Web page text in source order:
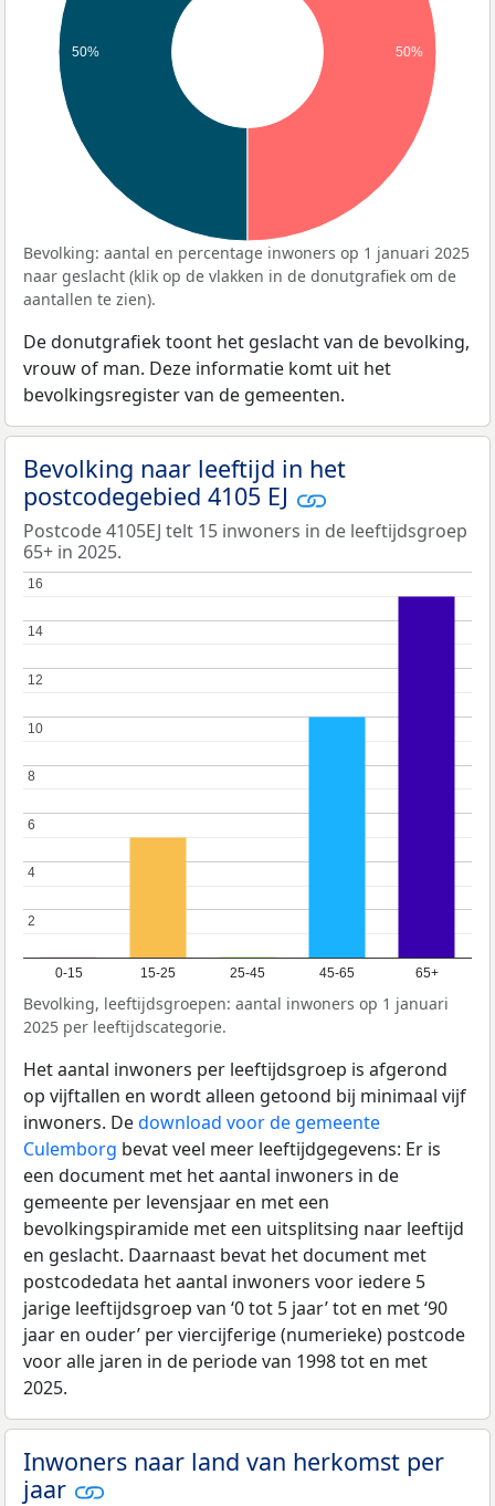
50% 50%
Bevolking: aantal en percentage inwoners op 1 januari 2025
naar geslacht (klik op de vlakken in de donutgrafiek om de
aantallen te zien).
De donutgrafiek toont het geslacht van de bevolking,
vrouw of man. Deze informatie komt uit het
bevolkingsregister van de gemeenten.
Bevolking naar leeftijd in het
postcodegebied 4105 EJ
Postcode 4105EJ telt 15 inwoners in de leeftijdsgroep
65+ in 2025.
0-15 15-25 25-45 45-65 65+
2
2
4
4
6
6
8
8
10
10
12
12
14
14
16
16
Bevolking, leeftijdsgroepen: aantal inwoners op 1 januari
2025 per leeftijdscategorie.
Het aantal inwoners per leeftijdsgroep is afgerond
op vijftallen en wordt alleen getoond bij minimaal vijf
inwoners. Dedownload voor de gemeente
Culemborg bevat veel meer leeftijdgegevens: Er is
een document met het aantal inwoners in de
gemeente per levensjaar en met een
bevolkingspiramide met een uitsplitsing naar leeftijd
en geslacht. Daarnaast bevat het document met
postcodedata het aantal inwoners voor iedere 5
jarige leeftijdsgroep van ‘0 tot 5 jaar’ tot en met ‘90
jaar en ouder’ per viercijferige (numerieke) postcode
voor alle jaren in de periode van 1998 tot en met
2025.
Inwoners naar land van herkomst per
jaar